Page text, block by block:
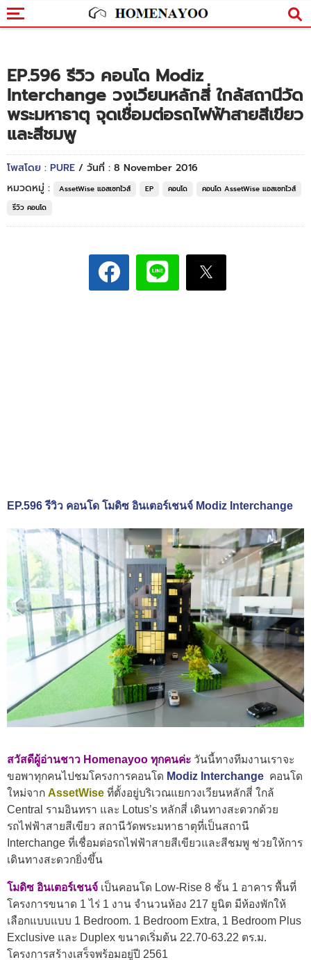
EP.596 รีวิว คอนโด Modiz
Interchange วงเวียนหลักสี่ ใกล้สถานีวัด
พระมหาธาตุ จุดเชื่อมต่อรถไฟฟ้าสายสีเขียว
และสีชมพู
โพสโดย : PURE / วันที่ : 8 November 2016
หมวดหมู่ :
AssetWise แอสเซทไวส์ EP คอนโด
คอนโด AssetWise แอสเซทไวส์
รีวิว คอนโด
EP.596 รีวิว คอนโด โมดิซ อินเตอร์เชนจ์ Modiz Interchange
สวัสดีผู้อ่านชาว Homenayoo ทุกคนค่ะ วันนี้ทางทีมงานเราจะ
ขอพาทุกคนไปชมโครงการคอนโด Modiz Interchange คอนโด
ใหม่จาก AssetWise ที่ตั้งอยู่บริเวณแยกวงเวียนหลักสี่ ใกล้
Central รามอินทรา และ Lotus’s หลักสี่ เดินทางสะดวกด้วย
รถไฟฟ้าสายสีเขียว สถานีวัดพระมหาธาตุที่เป็นสถานี
Interchange ที่เชื่อมต่อรถไฟฟ้าสายสีเขียวและสีชมพู ช่วยให้การ
เดินทางสะดวกยิ่งขึ้น
โมดิซ อินเตอร์เชนจ์ เป็นคอนโด Low-Rise 8 ชั้น 1 อาคาร พื้นที่
โครงการขนาด 1 ไร่ 1 งาน จำนวนห้อง 217 ยูนิต มีห้องพักให้
เลือกแบบแบบ 1 Bedroom. 1 Bedroom Extra, 1 Bedroom Plus
Exclusive และ Duplex ขนาดเริ่มต้น 22.70-63.22 ตร.ม.
โครงการสร้างเสร็จพร้อมอยู่ปี 2561